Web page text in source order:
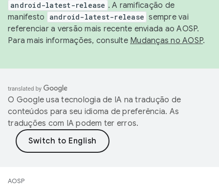
android-latest-release . A ramificação de
manifesto
android-latest-release sempre vai
referenciar a versão mais recente enviada ao AOSP.
Para mais informações, consulte Mudanças no AOSP.
O Google usa tecnologia de IA na tradução de
conteúdos para seu idioma de preferência. As
traduções com IA podem ter erros.
AOSP